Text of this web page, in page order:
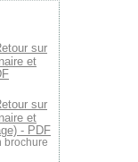
sur
et
sur
et
- PDF
brochure